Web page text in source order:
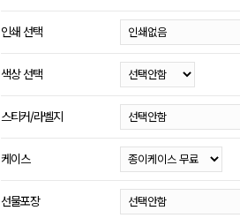
인쇄 선택
색상 선택
스티커/라벨지
케이스
선물포장